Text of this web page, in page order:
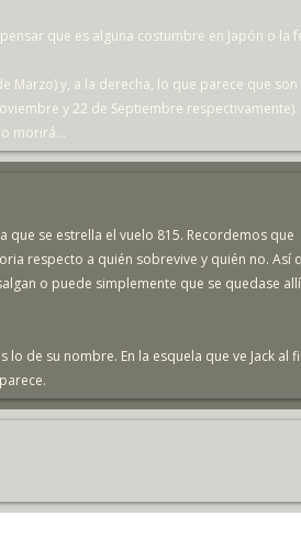
que es alguna costumbre en Japón o la
Marzo) y, a la derecha, lo que parece que son
y 22 de Septiembre respectivamente).
morirá...
que se estrella el vuelo 815. Recordemos que
respecto a quién sobrevive y quién no. Así
o puede simplemente que se quedase
lo de su nombre. En la esquela que ve Jack al